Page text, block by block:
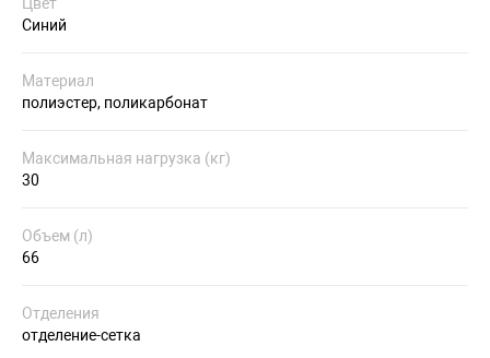
Синий
Материал
полиэстер, поликарбонат
Максимальная нагрузка (кг)
30
Объем (л)
66
Отделения
отделение-сетка